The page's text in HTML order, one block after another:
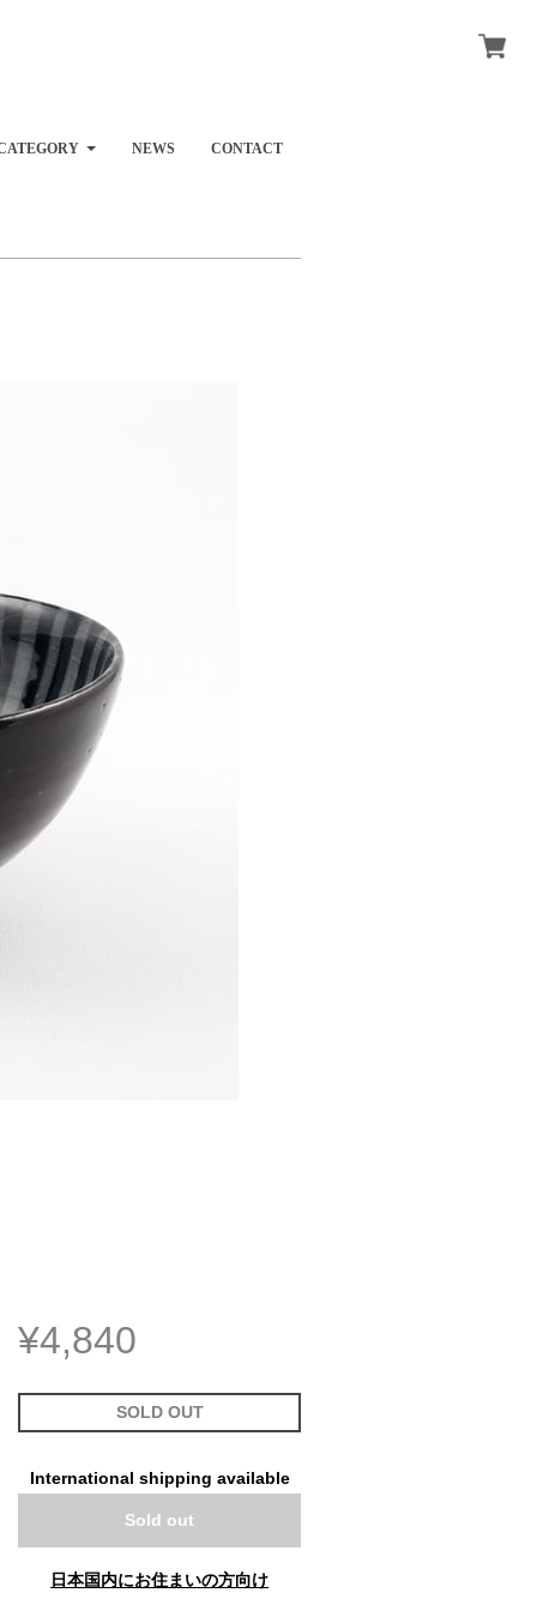
NEWS CONTACT
¥4,840
SOLD OUT
International shipping available
Sold out
日本国内にお住まいの方向け